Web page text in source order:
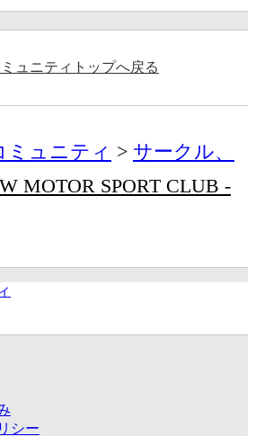
ュニティトップへ戻る
ミュニティ
サークル、
MOTOR SPORT CLUB -
シー